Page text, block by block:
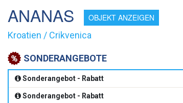
ANANAS OBJEKT ANZEIGEN
Kroatien / Crikvenica
SONDERANGEBOTE
Sonderangebot - Rabatt
Sonderangebot - Rabatt